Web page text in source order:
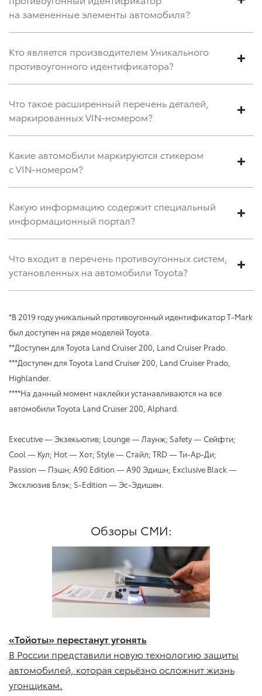
на замененные элементы автомобиля?
Кто является производителем Уникального
противоугонного идентификатора?
Что такое расширенный перечень деталей,
маркированных VIN-номером?
Какие автомобили маркируются стикером
с VIN-номером?
Какую информацию содержит специальный
информационный портал?
Что входит в перечень противоугонных систем,
установленных на автомобили Toyota?
*В 2019 году уникальный противоугонный идентификатор T-Mark
был доступен на ряде моделей Toyota.
**Доступен для Toyota Land Cruiser 200, Land Cruiser Prado.
***Доступен для Toyota Land Cruiser 200, Land Cruiser Prado,
Highlander.
****На данный момент наклейки устанавливаются на все
автомобили Toyota Land Cruiser 200, Alphard.
Executive — Экзекьютив; Lounge — Лаунж; Safety — Сейфти;
Cool — Кул; Hot — Хот; Style — Стайл; TRD — Ти-Ар-Ди;
Passion — Пэшн; A90 Edition — A90 Эдишн; Exclusive Black —
Эксклюзив Блэк; S-Edition — Эс-Эдишен.
Обзоры СМИ:
«Тойоты» перестанут угонять
В России представили новую технологию защиты
автомобилей, которая серьёзно осложнит жизнь
угонщикам.